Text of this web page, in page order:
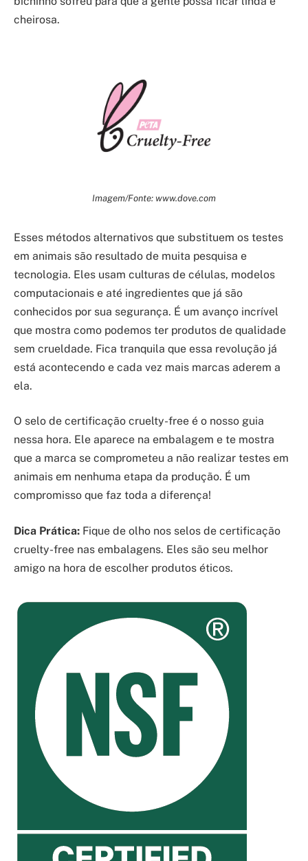
cheirosa.
Imagem/Fonte: www.dove.com
Esses métodos alternativos que substituem os testes
em animais são resultado de muita pesquisa e
tecnologia. Eles usam culturas de células, modelos
computacionais e até ingredientes que já são
conhecidos por sua segurança. É um avanço incrível
que mostra como podemos ter produtos de qualidade
sem crueldade. Fica tranquila que essa revolução já
está acontecendo e cada vez mais marcas aderem a
ela.
O selo de certificação cruelty-free é o nosso guia
nessa hora. Ele aparece na embalagem e te mostra
que a marca se comprometeu a não realizar testes em
animais em nenhuma etapa da produção. É um
compromisso que faz toda a diferença!
Dica Prática: Fique de olho nos selos de certificação
cruelty-free nas embalagens. Eles são seu melhor
amigo na hora de escolher produtos éticos.